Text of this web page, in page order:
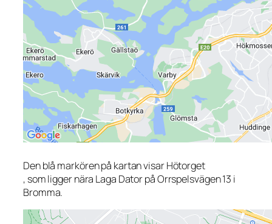
Den blå markören på kartan visar Hötorget
, som ligger nära Laga Dator på Orrspelsvägen 13 i
Bromma.